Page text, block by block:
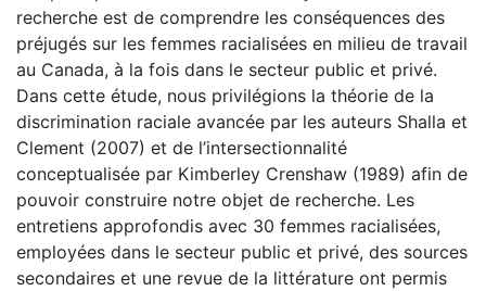
recherche est de comprendre les conséquences des
préjugés sur les femmes racialisées en milieu de travail
au Canada, à la fois dans le secteur public et privé.
Dans cette étude, nous privilégions la théorie de la
discrimination raciale avancée par les auteurs Shalla et
Clement (2007) et de l’intersectionnalité
conceptualisée par Kimberley Crenshaw (1989) afin de
pouvoir construire notre objet de recherche. Les
entretiens approfondis avec 30 femmes racialisées,
employées dans le secteur public et privé, des sources
secondaires et une revue de la littérature ont permis